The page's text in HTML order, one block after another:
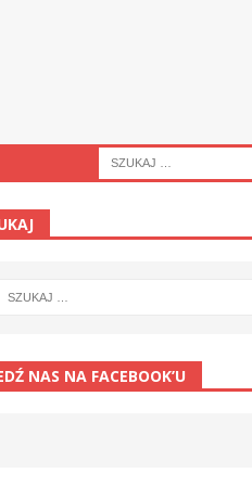
NAS NA FACEBOOK’U